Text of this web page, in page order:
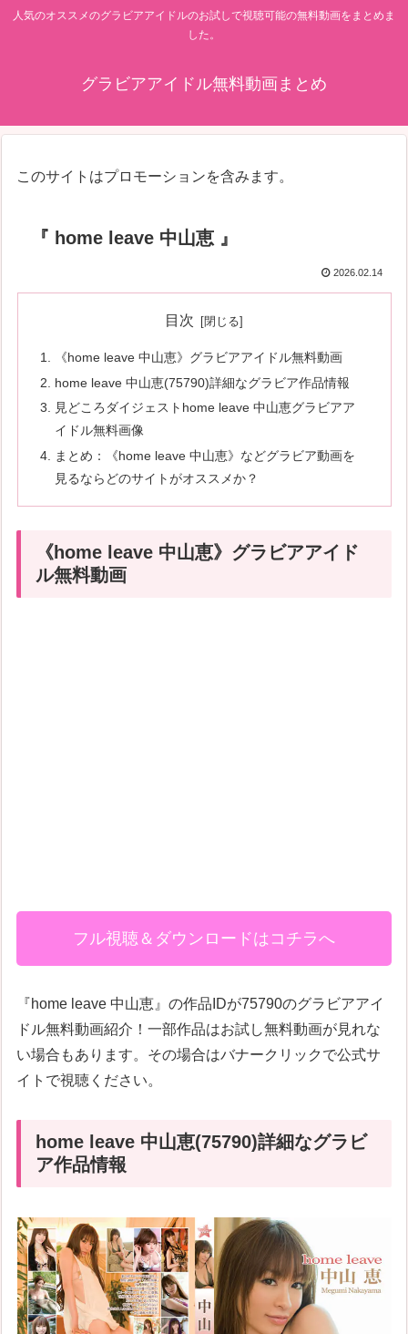
人気のオススメのグラビアアイドルのお試しで視聴可能の無料動画をまとめま
した。
グラビアアイドル無料動画まとめ
このサイトはプロモーションを含みます。
『 home leave 中山恵 』
2026.02.14
目次
《home leave 中山恵》グラビアアイドル無料動画
home leave 中山恵(75790)詳細なグラビア作品情報
見どころダイジェストhome leave 中山恵グラビアア
イドル無料画像
まとめ：《home leave 中山恵》などグラビア動画を
見るならどのサイトがオススメか？
《home leave 中山恵》グラビアアイド
ル無料動画
フル視聴＆ダウンロードはコチラへ
『home leave 中山恵』の作品IDが75790のグラビアアイ
ドル無料動画紹介！一部作品はお試し無料動画が見れな
い場合もあります。その場合はバナークリックで公式サ
イトで視聴ください。
home leave 中山恵(75790)詳細なグラビ
ア作品情報